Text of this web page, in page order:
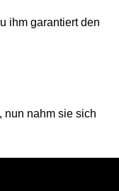
ihm garantiert den
nun nahm sie sich